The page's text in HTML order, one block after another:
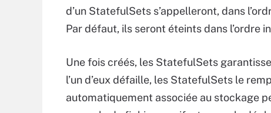
d’un StatefulSets s’appelleront, dans
Par défaut, ils seront éteints dans l’ordre
Une fois créés, les StatefulSets
l’un d’eux défaille, les StatefulSets le
automatiquement associée au stockage